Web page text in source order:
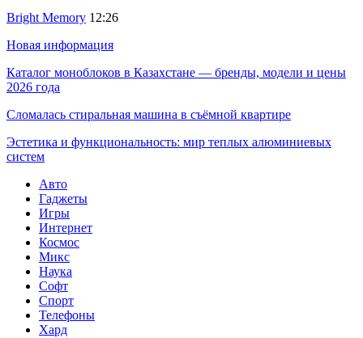
Bright Memory 12:26
Новая информация
Каталог моноблоков в Казахстане — бренды, модели и цены
2026 года
Сломалась стиральная машина в съёмной квартире
Эстетика и функциональность: мир теплых алюминиевых
систем
Авто
Гаджеты
Игры
Интернет
Космос
Микс
Наука
Софт
Спорт
Телефоны
Хард